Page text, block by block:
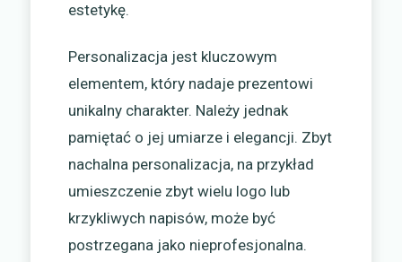
estetykę.
Personalizacja jest kluczowym
elementem, który nadaje prezentowi
unikalny charakter. Należy jednak
pamiętać o jej umiarze i elegancji. Zbyt
nachalna personalizacja, na przykład
umieszczenie zbyt wielu logo lub
krzykliwych napisów, może być
postrzegana jako nieprofesjonalna.